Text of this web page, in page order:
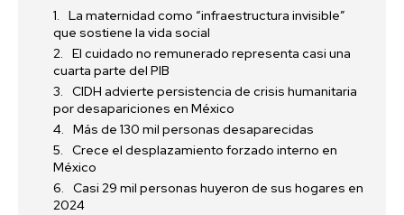
La maternidad como “infraestructura invisible”
que sostiene la vida social
El cuidado no remunerado representa casi una
cuarta parte del PIB
CIDH advierte persistencia de crisis humanitaria
por desapariciones en México
Más de 130 mil personas desaparecidas
Crece el desplazamiento forzado interno en
México
Casi 29 mil personas huyeron de sus hogares en
2024